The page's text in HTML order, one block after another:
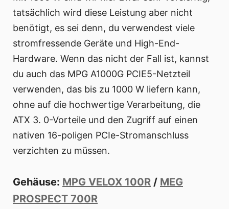
tatsächlich wird diese Leistung aber nicht
benötigt, es sei denn, du verwendest viele
stromfressende Geräte und High-End-
Hardware. Wenn das nicht der Fall ist, kannst
du auch das MPG A1000G PCIE5-Netzteil
verwenden, das bis zu 1000 W liefern kann,
ohne auf die hochwertige Verarbeitung, die
ATX 3. 0-Vorteile und den Zugriff auf einen
nativen 16-poligen PCIe-Stromanschluss
verzichten zu müssen.
Gehäuse: MPG VELOX 100R / MEG
PROSPECT 700R